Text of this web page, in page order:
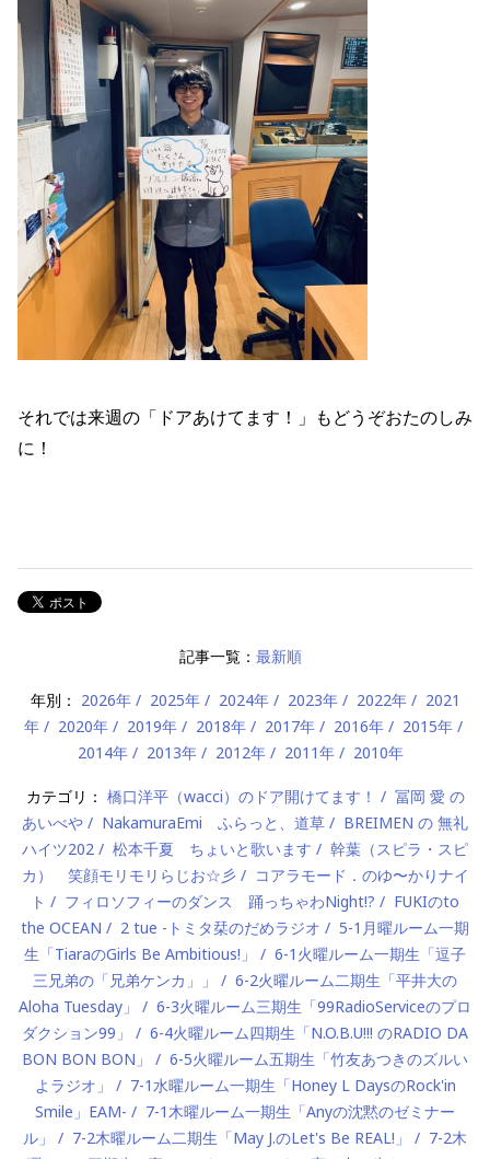
それでは来週の「ドアあけてます！」もどうぞおたのしみ
に！
記事一覧： 最新順
年別： 2026年 2025年 2024年 2023年 2022年
2021
年
2020年 2019年 2018年 2017年 2016年
2015年
2014年
2013年 2012年 2011年 2010年
カテゴリ： 橋口洋平（wacci）のドア開けてます！
冨岡 愛 の
あいべや
NakamuraEmi ふらっと、道草
BREIMEN の 無礼
ハイツ202
松本千夏 ちょいと歌います
幹葉（スピラ・スピ
カ） 笑顔モリモリらじお☆彡
コアラモード．のゆ〜かりナイ
ト
フィロソフィーのダンス 踊っちゃわNight!?
FUKIのto
the OCEAN
2 tue -トミタ栞のだめラジオ
5-1月曜ルーム一期
生「TiaraのGirls Be Ambitious!」
6-1火曜ルーム一期生「逗子
三兄弟の「兄弟ケンカ」」
6-2火曜ルーム二期生「平井大の
Aloha Tuesday」
6-3火曜ルーム三期生「99RadioServiceのプロ
ダクション99」
6-4火曜ルーム四期生「N.O.B.U!!! のRADIO DA
BON BON BON」
6-5火曜ルーム五期生「竹友あつきのズルい
よラジオ」
7-1水曜ルーム一期生「Honey L DaysのRock'in
Smile」EAM-
7-1木曜ルーム一期生「Anyの沈黙のゼミナー
ル」
7-2木曜ルーム二期生「May J.のLet's Be REAL!」
7-2木